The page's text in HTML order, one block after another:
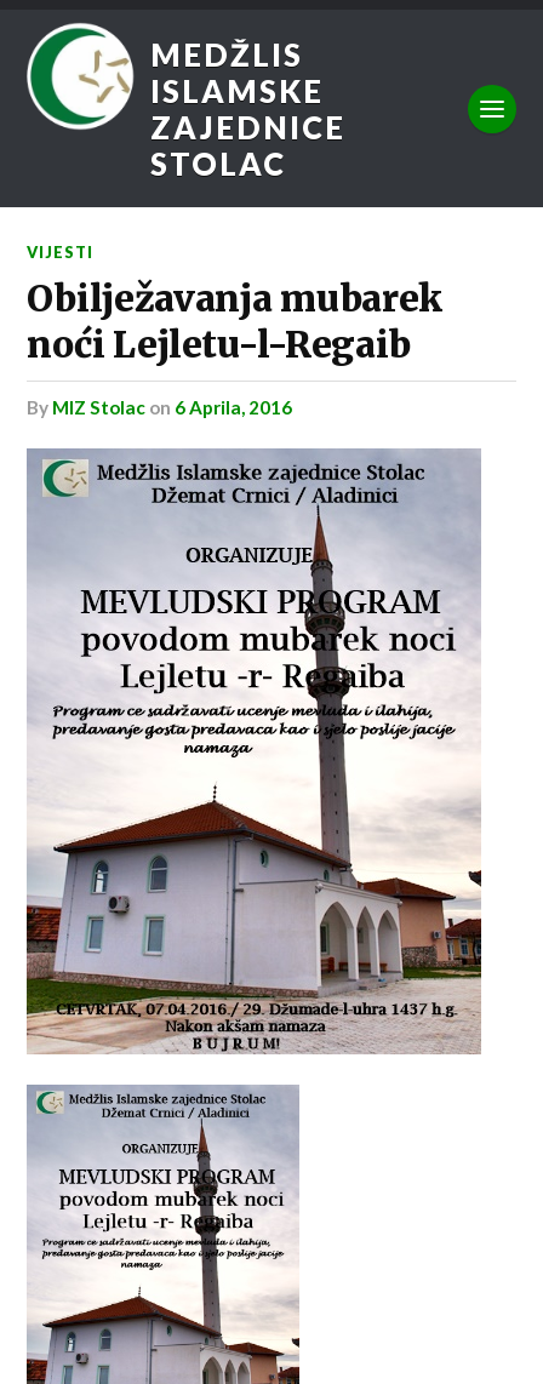
MEDŽLIS
ISLAMSKE
ZAJEDNICE
STOLAC
VIJESTI
Obilježavanja mubarek
noći Lejletu-l-Regaib
by MIZ Stolac on 6 Aprila, 2016